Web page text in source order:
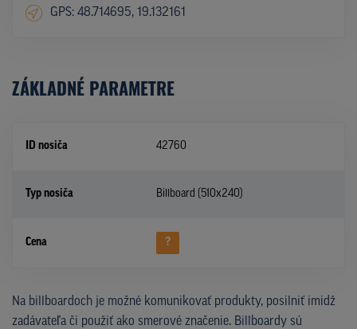
GPS: 48.714695, 19.132161
ZÁKLADNÉ PARAMETRE
ID nosiča 42760
Typ nosiča Billboard (510x240)
Cena ?
Na billboardoch je možné komunikovať produkty, posilniť imidž
zadávateľa či použiť ako smerové značenie. Billboardy sú